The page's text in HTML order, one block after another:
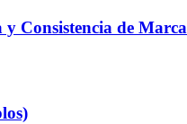
Consistencia de Marca